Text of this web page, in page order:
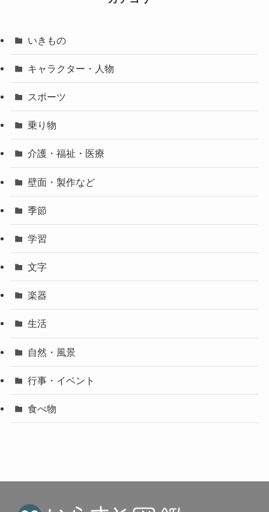
いきもの
キャラクター・人物
スポーツ
乗り物
介護・福祉・医療
壁面・製作など
季節
学習
文字
楽器
生活
自然・風景
行事・イベント
食べ物